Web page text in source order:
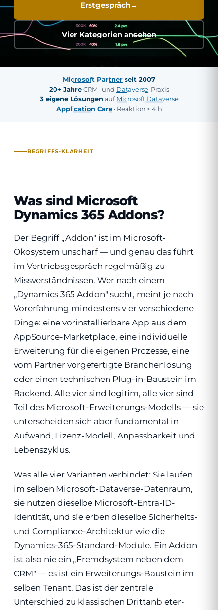
Erstgespräch
Vier Kategorien ansehen
Microsoft Partner seit 2007
20+ JahreCRM- und Dataverse-Praxis
3 eigene Lösungen auf Microsoft Dataverse
Application Care· Reaktion < 4 h
BEGRIFFS-KLARHEIT
Was sind Microsoft
Dynamics 365 Addons?
Der Begriff „Addon" ist im Microsoft-
Ökosystem unscharf — und genau das führt
im Vertriebsgespräch regelmäßig zu
Missverständnissen. Wer nach einem
„Dynamics 365 Addon" sucht, meint je nach
Vorerfahrung mindestens vier verschiedene
Dinge: eine vorinstallierbare App aus dem
AppSource-Marketplace, eine individuelle
Erweiterung für die eigenen Prozesse, eine
vom Partner vorgefertigte Branchenlösung
oder einen technischen Plug-in-Baustein im
Backend. Alle vier sind legitim, alle vier sind
Teil des Microsoft-Erweiterungs-Modells — sie
unterscheiden sich aber fundamental in
Aufwand, Lizenz-Modell, Anpassbarkeit und
Lebenszyklus.
Was alle vier Varianten verbindet: Sie laufen
im selben Microsoft-Dataverse-Datenraum,
sie nutzen dieselbe Microsoft-Entra-ID-
Identität, und sie erben dieselbe Sicherheits-
und Compliance-Architektur wie die
Dynamics-365-Standard-Module. Ein Addon
ist also nie ein „Fremdsystem neben dem
CRM" — es ist ein Erweiterungs-Baustein im
selben Tenant. Das ist der zentrale
Unterschied zu klassischen Drittanbieter-